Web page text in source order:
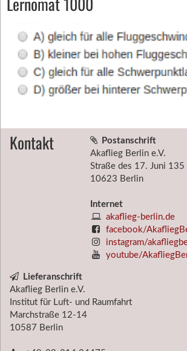
Kontakt
Postanschrift
Akaflieg Berlin e.V.
Straße des 17. Juni 135
10623 Berlin
Internet
akaflieg-berlin.de
facebook/
instagram/
youtube/
Lieferanschrift
Akaflieg Berlin e.V.
Institut für Luft- und Raumfahrt
Marchstraße 12-14
10587 Berlin